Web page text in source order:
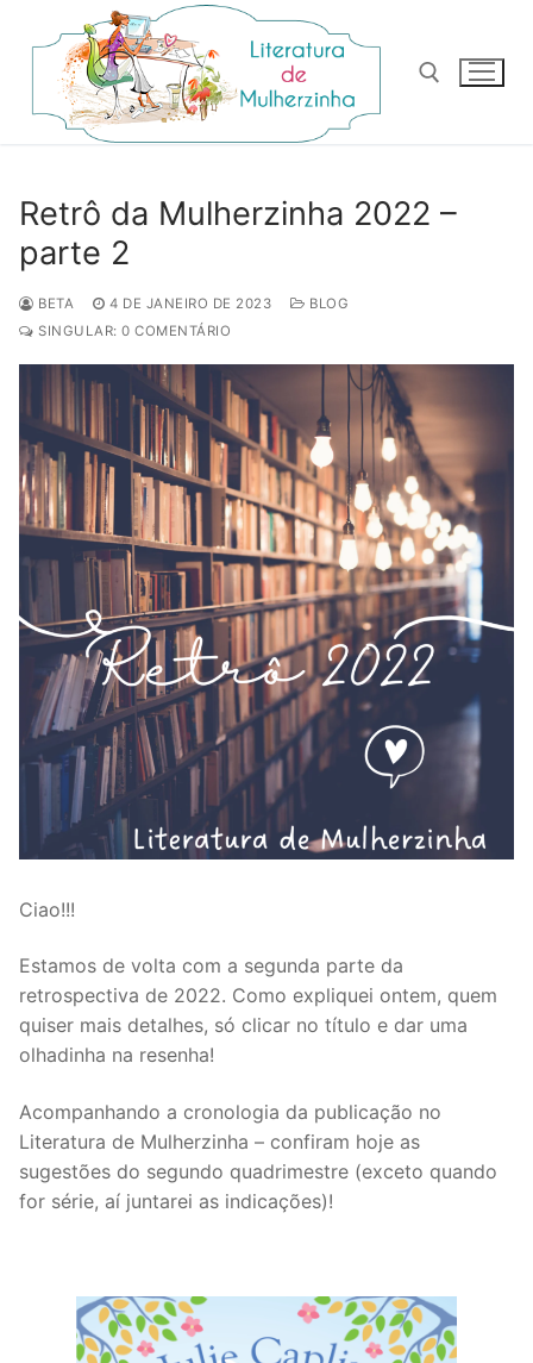
para
conteúdo
Retrô da Mulherzinha 2022 –
parte 2
BETA 4 DE JANEIRO DE 2023
BLOG
SINGULAR: 0 COMENTÁRIO
Ciao!!!
Estamos de volta com a segunda parte da
retrospectiva de 2022. Como expliquei ontem, quem
quiser mais detalhes, só clicar no título e dar uma
olhadinha na resenha!
Acompanhando a cronologia da publicação no
Literatura de Mulherzinha – confiram hoje as
sugestões do segundo quadrimestre (exceto quando
for série, aí juntarei as indicações)!